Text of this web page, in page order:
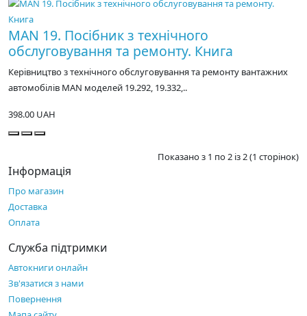
MAN 19. Посібник з технічного
обслуговування та ремонту. Книга
Керівництво з технічного обслуговування та ремонту вантажних
автомобілів MAN моделей 19.292, 19.332,..
398.00 UAH
Показано з 1 по 2 із 2 (1 сторінок)
Інформація
Про магазин
Доставка
Оплата
Служба підтримки
Автокниги онлайн
Зв'язатися з нами
Повернення